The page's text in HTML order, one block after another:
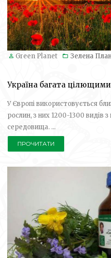
Green Planet Зелена
Україна багата
У Європі використовується
рослин, з них 1200-1300 видів
середовища. ...
ПРОЧИТАТИ